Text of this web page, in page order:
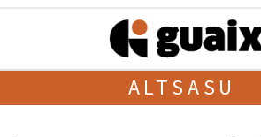
ALTSASU